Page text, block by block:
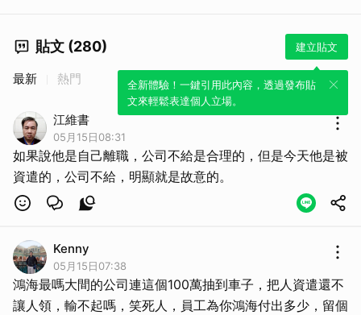
貼文 (280) 建立貼文
全新體驗！一鍵引用此內容，透過發布貼
文來輕鬆表達個人立場。
最新 熱門
江維書
05月15日08:31
如果說他是自己離職，公司不給是合理的，但是今天他是被
資遣的，公司不給，明顯就是故意的。
Kenny
05月15日07:38
鴻海最嗎大間的公司連這個100萬抽到車子，把人資遣還不
讓人領，輸不起嗎，笑死人，員工為你鴻海付出多少，留個